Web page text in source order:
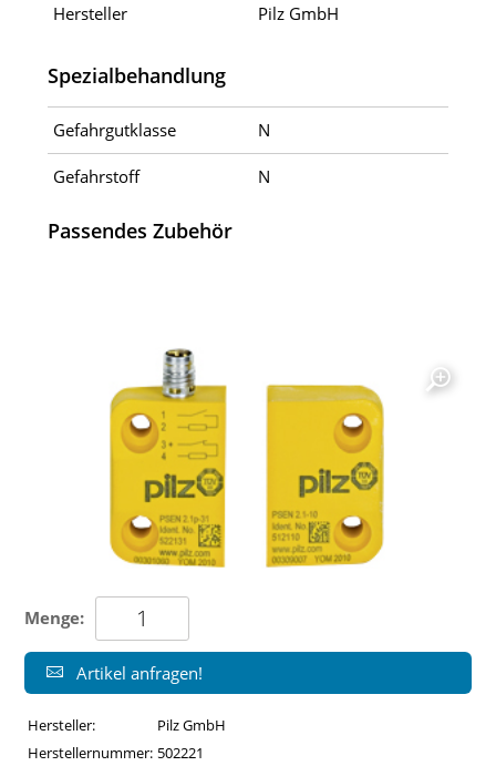
Hersteller Pilz GmbH
Spezialbehandlung
Gefahrgutklasse N
Gefahrstoff N
Passendes Zubehör
Menge:
Artikel anfragen!
Hersteller:
Pilz GmbH
Herstellernummer: 502221